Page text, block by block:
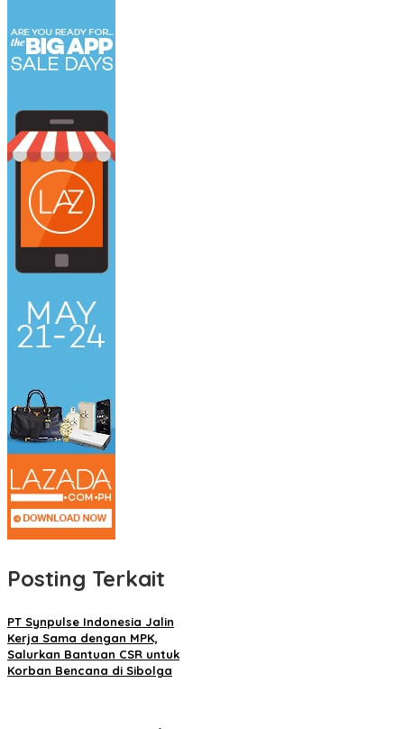
Posting Terkait
PT Synpulse Indonesia Jalin
Kerja Sama dengan MPK,
Salurkan Bantuan CSR untuk
Korban Bencana di Sibolga